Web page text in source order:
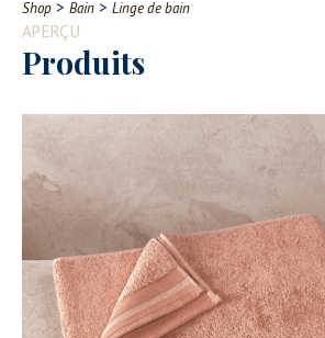
Contact
Shop > Bain > Linge de bain
APERÇU
Produits